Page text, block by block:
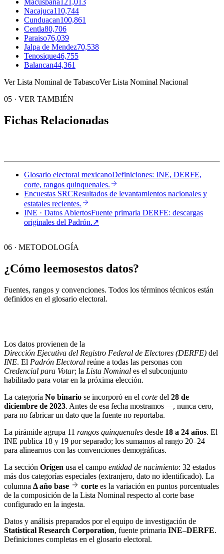
Macuspana121,013
Nacajuca110,744
Cunduacan100,861
Centla80,706
Paraiso76,039
Jalpa de Mendez70,538
Tenosique46,755
Balancan44,361
Ver Lista Nominal de TabascoVer Lista Nominal Nacional
05 · VER TAMBIÉN
Fichas Relacionadas
Glosario electoral mexicanoDefiniciones: INE, DERFE,
corte, rangos quinquenales.
Encuestas SRCResultados de levantamientos nacionales y
estatales recientes.
INE · Datos AbiertosFuente primaria DERFE: descargas
originales del Padrón.↗︎
06 · METODOLOGÍA
¿Cómo leemosestos datos?
Fuentes, rangos y convenciones. Todos los términos técnicos están
definidos en el glosario electoral.
Los datos provienen de la
Dirección Ejecutiva del Registro Federal de Electores (DERFE) del
INE. El Padrón Electoral reúne a todas las personas con
Credencial para Votar; la Lista Nominal es el subconjunto
habilitado para votar en la próxima elección.
La categoría No binario se incorporó en el corte del 28 de
diciembre de 2023. Antes de esa fecha mostramos —, nunca cero,
para no fabricar un dato que la fuente no reportaba.
La pirámide agrupa 11 rangos quinquenales desde 18 a 24 años. El
INE publica 18 y 19 por separado; los sumamos al rango 20–24
para alinearnos con las convenciones demográficas.
La sección Origen usa el campo entidad de nacimiento: 32 estados
más dos categorías especiales (extranjero, dato no identificado). La
columna Δ año base corte es la variación en puntos porcentuales
de la composición de la Lista Nominal respecto al corte base
configurado en la ingesta.
Datos y análisis preparados por el equipo de investigación de
Statistical Research Corporation, fuente primaria INE–DERFE.
Definiciones completas en el glosario electoral.